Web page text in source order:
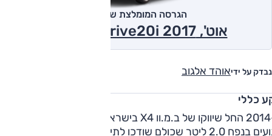
נבדק על ידיאוהד אלגוב
הגרסה המומלצת של אוטו
אוט', Sport ,xDrive20i 2017
כללי
ב-2014 החל שיווקו של ב.מ.וו X4 בישראל. הרכב הוצע עם שלושה
מנועים בנפח 2.0 ליטר שכולם שודכו לתיבת השמונה הילוכים